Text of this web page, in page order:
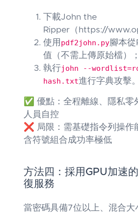
下載John the
Ripper（https://
使用 pdf2john.py腳本從
值（不需上傳原始檔）；
執行john --
hash.txt進行字典攻擊。
✅ 優點：全程離線、隱私零
人員自控
❌ 局限：需基礎指令列操作
含符號組合成功率極低
方法四：採用GPU加速
復服務
當密碼具備7位以上、混合大